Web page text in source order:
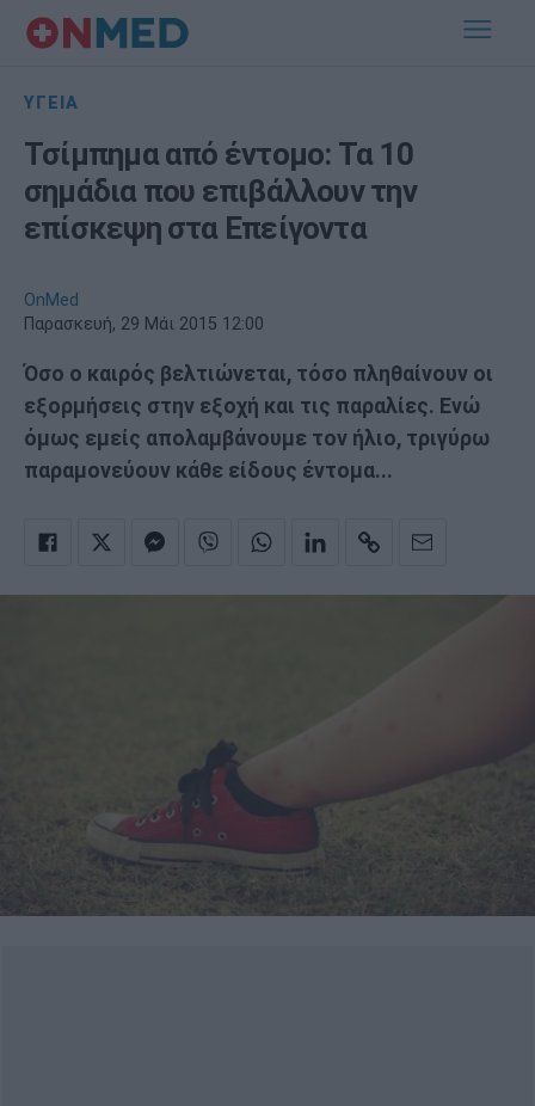
ΥΓΕΙΑ
Τσίμπημα από έντομο: Τα 10
σημάδια που επιβάλλουν την
επίσκεψη στα Επείγοντα
OnMed
Παρασκευή, 29 Μάι 2015 12:00
Όσο ο καιρός βελτιώνεται, τόσο πληθαίνουν οι
εξορμήσεις στην εξοχή και τις παραλίες. Ενώ
όμως εμείς απολαμβάνουμε τον ήλιο, τριγύρω
παραμονεύουν κάθε είδους έντομα...